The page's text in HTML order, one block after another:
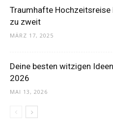
Traumhafte Hochzeitsreise
zu zweit
MÄRZ 17, 2025
Deine besten witzigen
2026
MAI 13, 2026